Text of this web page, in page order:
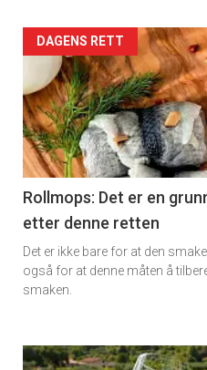
rett
2Artikler
detail
-
section
11
Ukens
vin
DAGENS RETT
Rollmops: Det er en
etter denne retten
Det er ikke bare for at den
også for at denne måten å
smaken.